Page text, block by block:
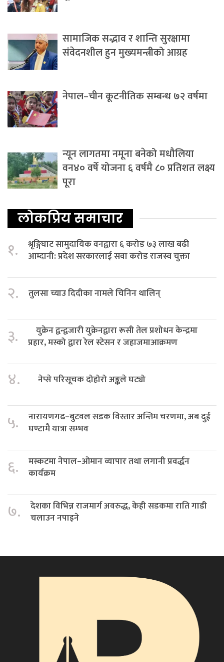
सामाजिक सद्भाव र शान्ति सुरक्षामा
संवेदनशील हुन मुख्यमन्त्रीको आग्रह
नेपाल–चीन कूटनीतिक सम्बन्ध ७२ वर्षमा
न्यून लागतमा नमूना बनेको मधौलिया
वन४० वर्षे योजना ६ वर्षमै ८० प्रतिशत लक्ष्य
पूरा
लोकप्रिय समाचार
१.
श्रृङ्गिघाट सामुदायिक वनद्वारा ६ करोड ७३ लाख बढी
आम्दानी: प्रदेश सरकारलाई सवा करोड राजस्व चुक्ता
२. तुलसा च्याउ दिदीका नामले चिनिन थालिन्
३.
युक्रेन द्वन्द्वजारी युक्रेनद्वारा रूसी तेल प्रशोधन केन्द्रमा
प्रहार, मस्को द्वारा रेल स्टेसन र जहाजमाआक्रमण
४. नेप्से परिसूचक दोहोरो अङ्कले घट्यो
५.
नारायणगढ–बुटवल सडक विस्तार अन्तिम चरणमा, अब दुई
घण्टामै यात्रा सम्भव
६.
मस्कटमा नेपाल–ओमान व्यापार तथा लगानी प्रवर्द्धन
कार्यक्रम
७.
देशका विभिन्न राजमार्ग अवरुद्ध, केही सडकमा राति गाडी
चलाउन नपाइने